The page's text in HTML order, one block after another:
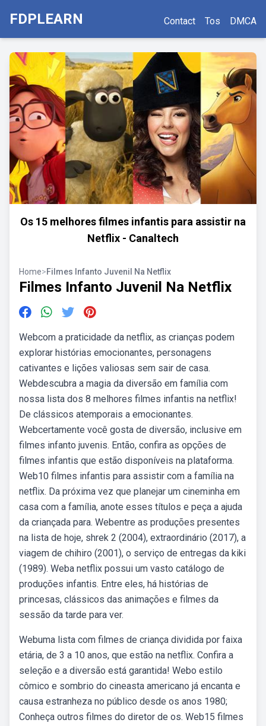
FDPLEARN Contact Tos DMCA
Os 15 melhores filmes infantis para assistir na
Netflix - Canaltech
Home>Filmes Infanto Juvenil Na Netflix
Filmes Infanto Juvenil Na Netflix
Webcom a praticidade da netflix, as crianças podem
explorar histórias emocionantes, personagens
cativantes e lições valiosas sem sair de casa.
Webdescubra a magia da diversão em família com
nossa lista dos 8 melhores filmes infantis na netflix!
De clássicos atemporais a emocionantes.
Webcertamente você gosta de diversão, inclusive em
filmes infanto juvenis. Então, confira as opções de
filmes infantis que estão disponíveis na plataforma.
Web10 filmes infantis para assistir com a família na
netflix. Da próxima vez que planejar um cineminha em
casa com a família, anote esses títulos e peça a ajuda
da criançada para. Webentre as produções presentes
na lista de hoje, shrek 2 (2004), extraordinário (2017), a
viagem de chihiro (2001), o serviço de entregas da kiki
(1989). Weba netflix possui um vasto catálogo de
produções infantis. Entre eles, há histórias de
princesas, clássicos das animações e filmes da
sessão da tarde para ver.
Webuma lista com filmes de criança dividida por faixa
etária, de 3 a 10 anos, que estão na netflix. Confira a
seleção e a diversão está garantida! Webo estilo
cômico e sombrio do cineasta americano já encanta e
causa estranheza no público desde os anos 1980;
Conheça outros filmes do diretor de os. Web15 filmes